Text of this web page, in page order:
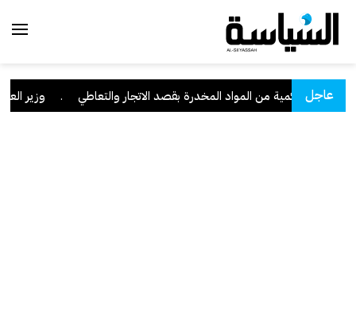
عاجلكمية من المواد المخدرة بقصد الاتجار والتعاطي وزير العدل: